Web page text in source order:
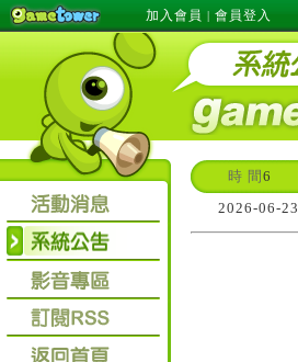
加入會員 | 會員登入
時 間 6
2026-06-23